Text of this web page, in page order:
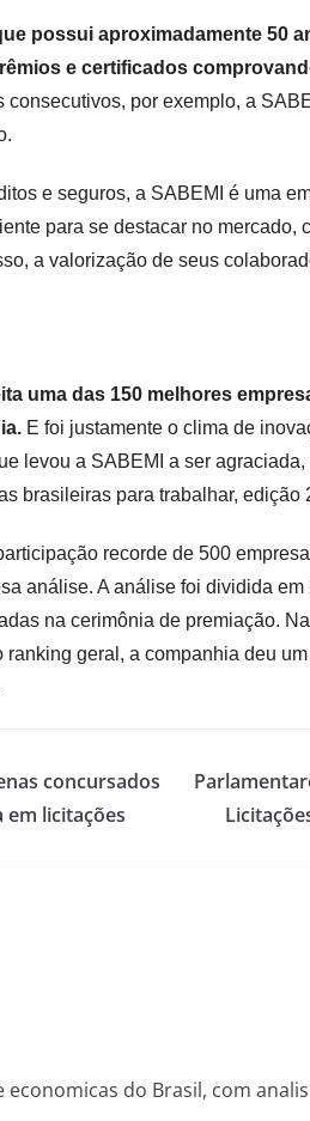
possui aproximadamente 50
e certificados
consecutivos, por exemplo, a
e seguros, a SABEMI é uma
para se destacar no mercado,
a valorização de seus
uma das 150 melhores
E foi justamente o clima de
levou a SABEMI a ser
brasileiras para trabalhar,
recorde de 500
análise. A análise foi dividida
na cerimônia de premiação.
ranking geral, a companhia deu
concursados
em licitações
do Brasil, com